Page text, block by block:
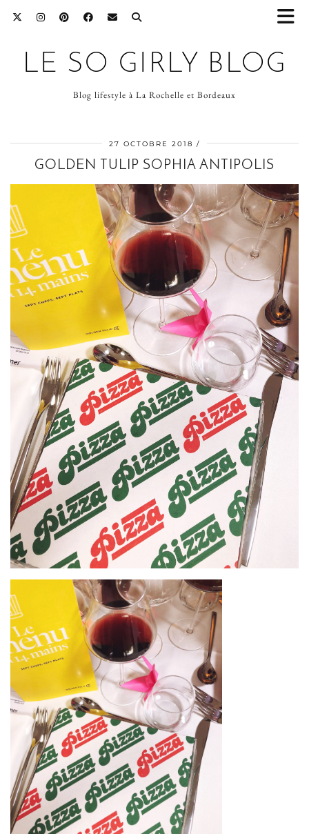
LE SO GIRLY BLOG
Blog lifestyle à La Rochelle et Bordeaux
27 OCTOBRE 2018
GOLDEN TULIP SOPHIA ANTIPOLIS